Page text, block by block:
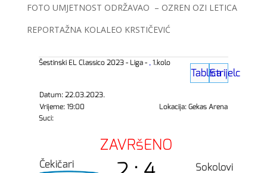
FOTO UMJETNOST ODRŽAVAO – OZREN OZI LETICA
REPORTAŽNA KOLALEO KRSTIČEVIĆ